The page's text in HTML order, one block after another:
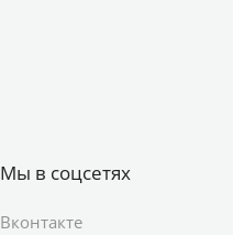
Мы в соцсетях
Вконтакте